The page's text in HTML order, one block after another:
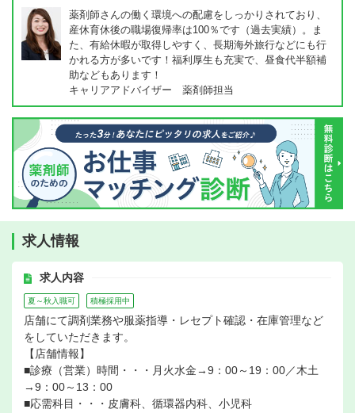
薬剤師さんの働く環境への配慮をしっかりされており、
産休育休後の職場復帰率は100％です（過去実績）。ま
た、有給休暇が取得しやすく、長期海外旅行などにも行
かれる方が多いです！福利厚生も充実で、昼食代半額補
助などもあります！
キャリアアドバイザー 薬剤師担当
求人情報
求人内容
夏～秋入職可 積極採用中
店舗にて調剤業務や服薬指導・レセプト確認・在庫管理など
をしていただきます。
【店舗情報】
■診療（営業）時間・・・月火水金→9：00～19：00／木土
→9：00～13：00
■応需科目・・・皮膚科、循環器内科、小児科